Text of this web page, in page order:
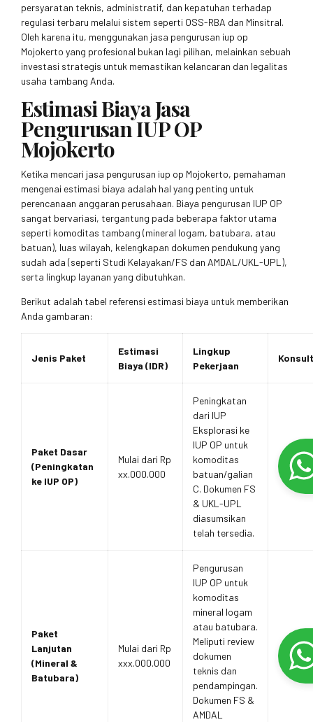
persyaratan teknis, administratif, dan kepatuhan terhadap
regulasi terbaru melalui sistem seperti OSS-RBA dan Minsitral.
Oleh karena itu, menggunakan jasa pengurusan iup op
Mojokerto yang profesional bukan lagi pilihan, melainkan sebuah
investasi strategis untuk memastikan kelancaran dan legalitas
usaha tambang Anda.
Estimasi Biaya Jasa
Pengurusan IUP OP
Mojokerto
Ketika mencari jasa pengurusan iup op Mojokerto, pemahaman
mengenai estimasi biaya adalah hal yang penting untuk
perencanaan anggaran perusahaan. Biaya pengurusan IUP OP
sangat bervariasi, tergantung pada beberapa faktor utama
seperti komoditas tambang (mineral logam, batubara, atau
batuan), luas wilayah, kelengkapan dokumen pendukung yang
sudah ada (seperti Studi Kelayakan/FS dan AMDAL/UKL-UPL),
serta lingkup layanan yang dibutuhkan.
Berikut adalah tabel referensi estimasi biaya untuk memberikan
Anda gambaran:
Jenis Paket
Estimasi
Biaya (IDR)
Lingkup
Pekerjaan
Paket Dasar
(Peningkatan
ke IUP OP)
Mulai dari Rp
xx.000.000
Peningkatan
dari IUP
Eksplorasi ke
IUP OP untuk
komoditas
batuan/galian
C. Dokumen FS
& UKL-UPL
diasumsikan
telah tersedia.
Paket
Lanjutan
(Mineral &
Batubara)
Mulai dari Rp
xxx.000.000
Pengurusan
IUP OP untuk
komoditas
mineral logam
atau batubara.
Meliputi review
dokumen
teknis dan
pendampingan.
Dokumen FS &
AMDAL